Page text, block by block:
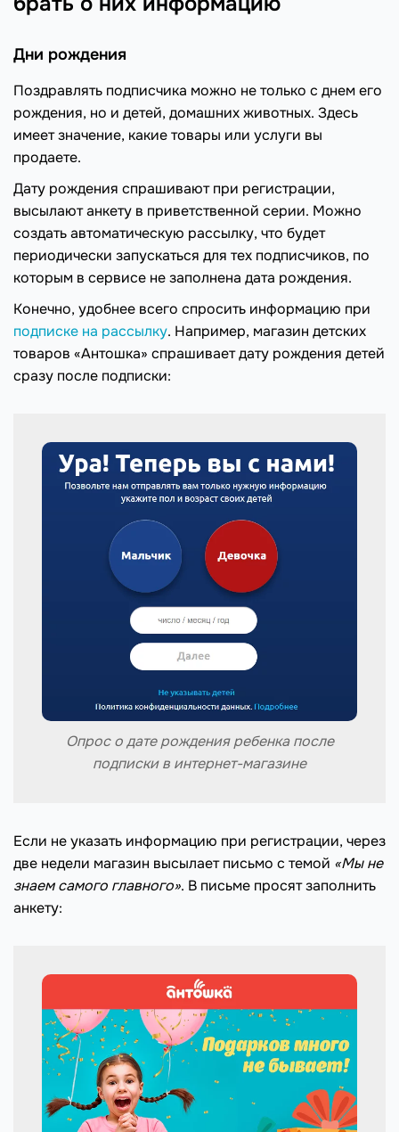
Дни рождения
Поздравлять подписчика можно не только с днем его
рождения, но и детей, домашних животных. Здесь
имеет значение, какие товары или услуги вы
продаете.
Дату рождения спрашивают при регистрации,
высылают анкету в приветственной серии. Можно
создать автоматическую рассылку, что будет
периодически запускаться для тех подписчиков, по
которым в сервисе не заполнена дата рождения.
Конечно, удобнее всего спросить информацию при
подписке на рассылку. Например, магазин детских
товаров «Антошка» спрашивает дату рождения детей
сразу после подписки:
Опрос о дате рождения ребенка после
подписки в интернет-магазине
Если не указать информацию при регистрации, через
две недели магазин высылает письмо c темой «Мы не
знаем самого главного». В письме просят заполнить
анкету: